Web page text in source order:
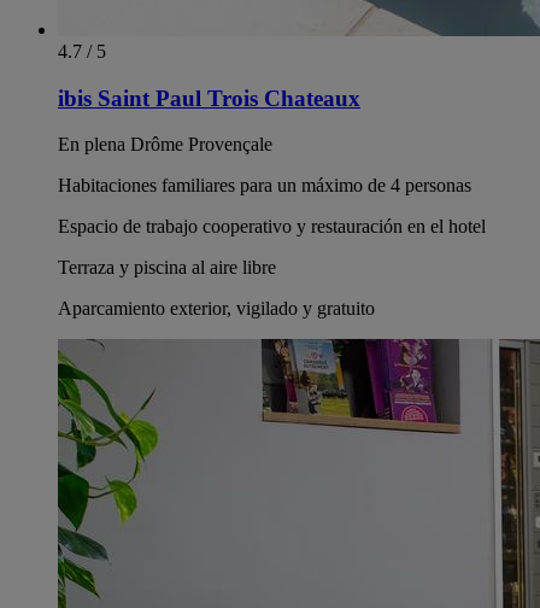
4.7 / 5
ibis Saint Paul Trois Chateaux
En plena Drôme Provençale
Habitaciones familiares para un máximo de 4 personas
Espacio de trabajo cooperativo y restauración en el hotel
Terraza y piscina al aire libre
Aparcamiento exterior, vigilado y gratuito